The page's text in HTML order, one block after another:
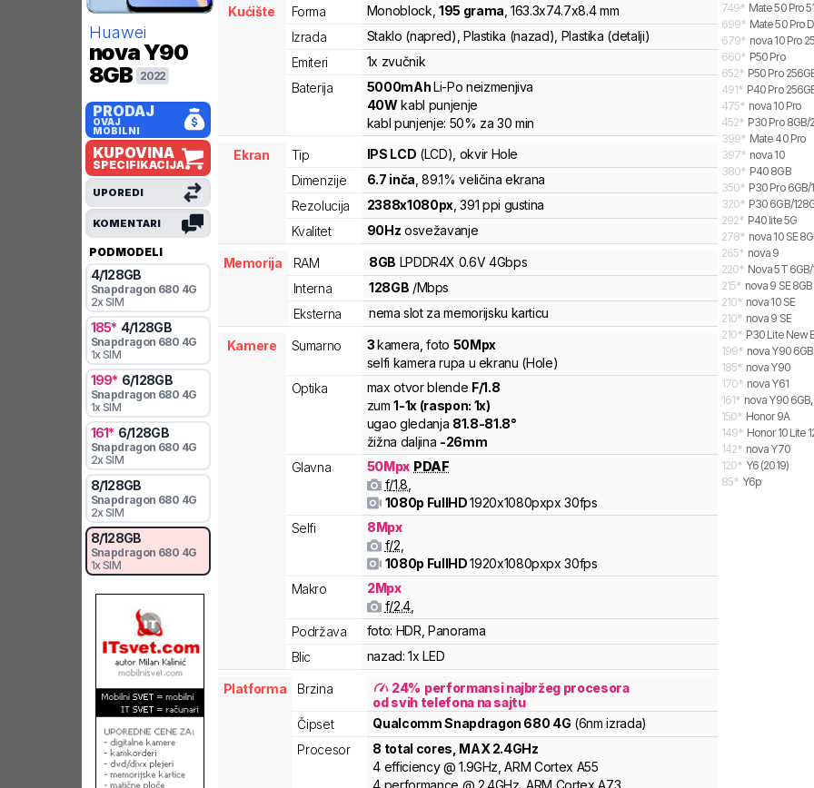
Huawei
nova Y90
8GB
2022
PRODAJ
OVAJ
MOBILNI
KUPOVINA
SPECIFIKACIJA
KOMENTARI
UPOREDI
PODMODELI
4/128GB
Snapdragon 680 4G
2x SIM
185* 4/128GB
Snapdragon 680 4G
1x SIM
199* 6/128GB
Snapdragon 680 4G
1x SIM
161* 6/128GB
Snapdragon 680 4G
2x SIM
8/128GB
Snapdragon 680 4G
2x SIM
8/128GB
Snapdragon 680 4G
1x SIM
Kućište Forma Monoblock ,195 grama ,163.3x74.7x8.4mm
Izrada
Staklo (napred), Plastika (nazad), Plastika (detalji)
Emiteri
1x zvučnik
Baterija
5000mAhLi-Po neizmenjiva
40W kabl punjenje
kabl punjenje: 50% za 30 min
Ekran Tip IPS LCD (LCD) , okvir Hole
Dimenzije
6.7 inča , 89.1% veličina ekrana
Rezolucija
2388x1080px ,391 ppi gustina
Kvalitet
90Hz osvežavanje
Memorija RAM 8GB LPDDR4X 0.6V 4Gbps
Interna
128GB /Mbps
Eksterna
nema slot za memorijsku karticu
Kamere Sumarno 3kamera foto 50Mpx
selfi kamera rupa u ekranu (Hole)
Optika
max otvor blende F/1.8
zum1-1x (raspon: 1x)
ugao gledanja 81.8-81.8°
žižna daljina -26mm
Glavna
50Mpx PDAF
f/1.8
1080p FullHD1920x1080pxpx30fps
Selfi
8Mpx
f/2
1080p FullHD1920x1080pxpx30fps
Makro
2Mpx
f/2.4
Podržava
foto: HDR, Panorama
Blic
nazad: 1x LED
Platforma Brzina 24% performansi najbržeg procesora
od svih telefona na sajtu
Čipset
QualcommSnapdragon 680 4G (6nm izrada)
Procesor
8 total cores , MAX 2.4GHz
4 efficiency @ 1.9GHz,ARM Cortex A55
4 performance @ 2.4GHz,ARM Cortex A73
749* Mate 50 Pro
699* Mate 50 Pro
679* nova 10 Pro
660* P50 Pro
652* P50 Pro
491* P40 Pro
475* nova 10 Pro
452* P30 Pro 8GB/
399* Mate 40 Pro
397* nova 10
380* P40 8GB
350* P30 Pro 6GB/
320* P30 6GB/
292* P40 lite 5G
278* nova 10 SE
265* nova 9
220* Nova 5T 6GB/
215* nova 9 SE 8GB
210* nova 10 SE
210* nova 9 SE
210* P30 Lite New
199* nova Y90 6GB
185* nova Y90
170* nova Y61
161* nova Y90
150* Honor 9A
149* Honor 10 Lite
142* nova Y70
120* Y6 (2019)
85* Y6p